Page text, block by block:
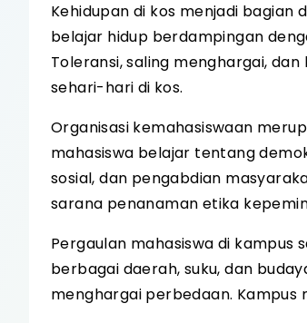
Kehidupan di kos menjadi bagian
belajar hidup berdampingan
Toleransi, saling menghargai,
sehari-hari di kos.
Organisasi kemahasiswaan
mahasiswa belajar tentang
sosial, dan pengabdian
sarana penanaman etika
Pergaulan mahasiswa di kampus
berbagai daerah, suku, dan
menghargai perbedaan. Kampus